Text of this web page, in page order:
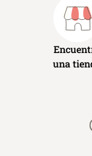
una